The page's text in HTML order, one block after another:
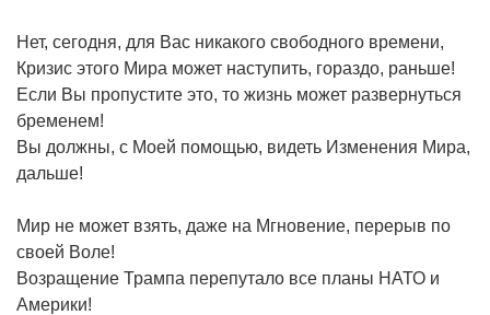
Нет, сегодня, для Вас никакого свободного времени,
Кризис этого Мира может наступить, гораздо, раньше!
Если Вы пропустите это, то жизнь может развернуться
бременем!
Вы должны, с Моей помощью, видеть Изменения Мира,
дальше!
Мир не может взять, даже на Мгновение, перерыв по
своей Воле!
Возращение Трампа перепутало все планы НАТО и
Америки!